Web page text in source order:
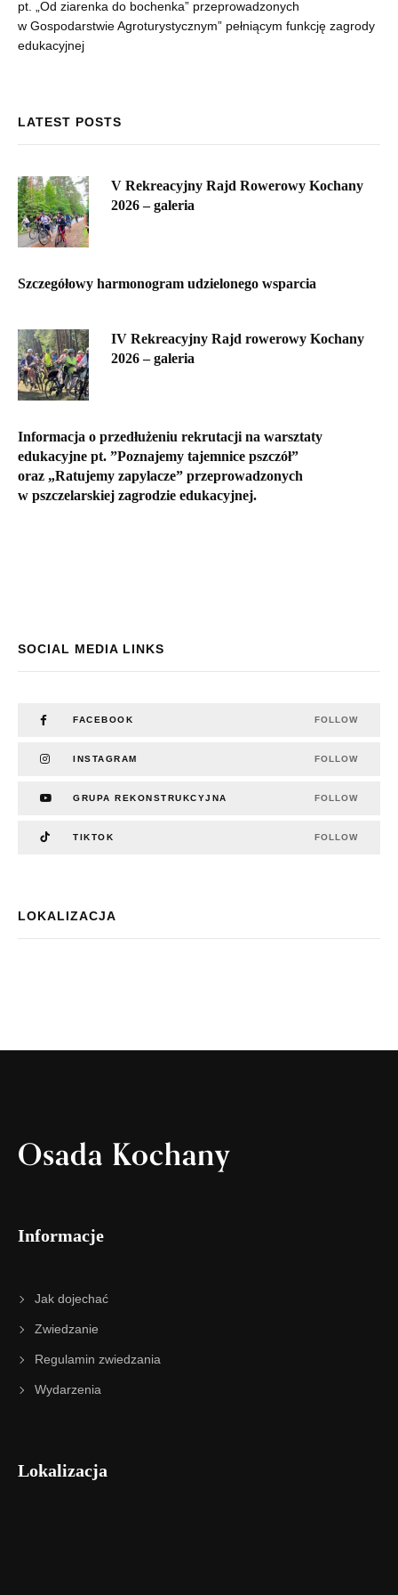
pt. „Od ziarenka do bochenka” przeprowadzonych
w Gospodarstwie Agroturystycznym” pełniącym funkcję zagrody
edukacyjnej
LATEST POSTS
V Rekreacyjny Rajd Rowerowy Kochany
2026 – galeria
Szczegółowy harmonogram udzielonego wsparcia
IV Rekreacyjny Rajd rowerowy Kochany
2026 – galeria
Informacja o przedłużeniu rekrutacji na warsztaty
edukacyjne pt. ”Poznajemy tajemnice pszczół”
oraz „Ratujemy zapylacze” przeprowadzonych
w pszczelarskiej zagrodzie edukacyjnej.
SOCIAL MEDIA LINKS
FACEBOOK FOLLOW
INSTAGRAM FOLLOW
GRUPA REKONSTRUKCYJNA FOLLOW
TIKTOK FOLLOW
LOKALIZACJA
Osada Kochany
Informacje
Jak dojechać
Zwiedzanie
Regulamin zwiedzania
Wydarzenia
Lokalizacja